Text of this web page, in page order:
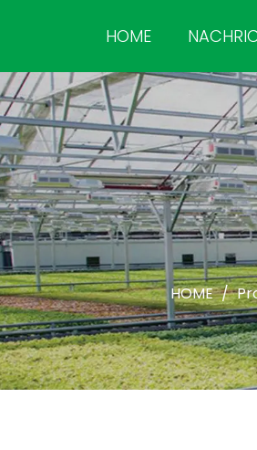
HOME
HOME /